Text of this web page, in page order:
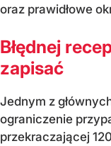
oraz prawidłowe
Błędnej
zapisać
Jednym z
ograniczenie
przekraczającej